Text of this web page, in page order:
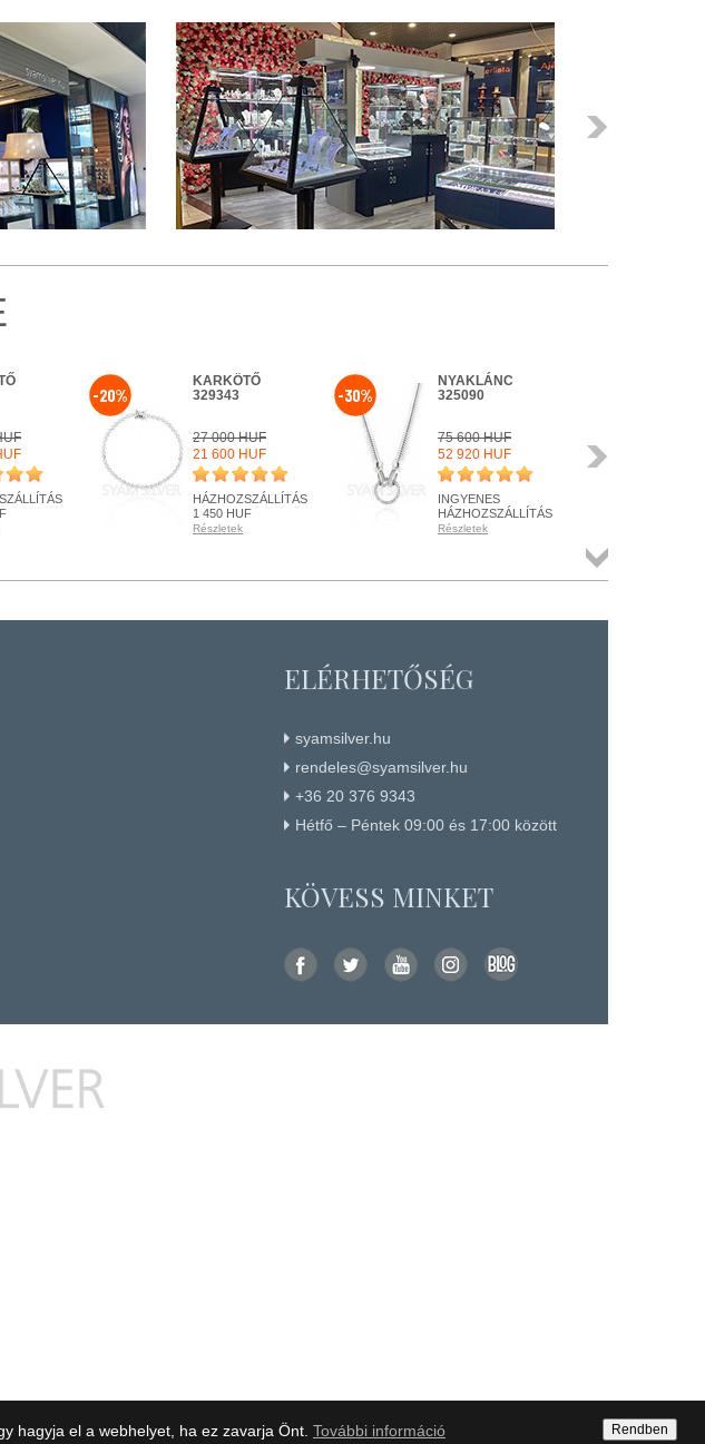
KARKÖTŐ
329343
27 000 HUF
21 600 HUF
-20%
HÁZHOZSZÁLLÍTÁS
1 450 HUF
Részletek
NYAKLÁNC
325090
75 600 HUF
52 920 HUF
-30%
INGYENES
HÁZHOZSZÁLLÍTÁS
Részletek
ELÉRHETŐSÉG
syamsilver.hu
rendeles@syamsilver.hu
+36 20 376 9343
Hétfő – Péntek 09:00 és 17:00 között
KÖVESS MINKET
hagyja el a webhelyet, ha ez zavarja Önt. További információ Rendben